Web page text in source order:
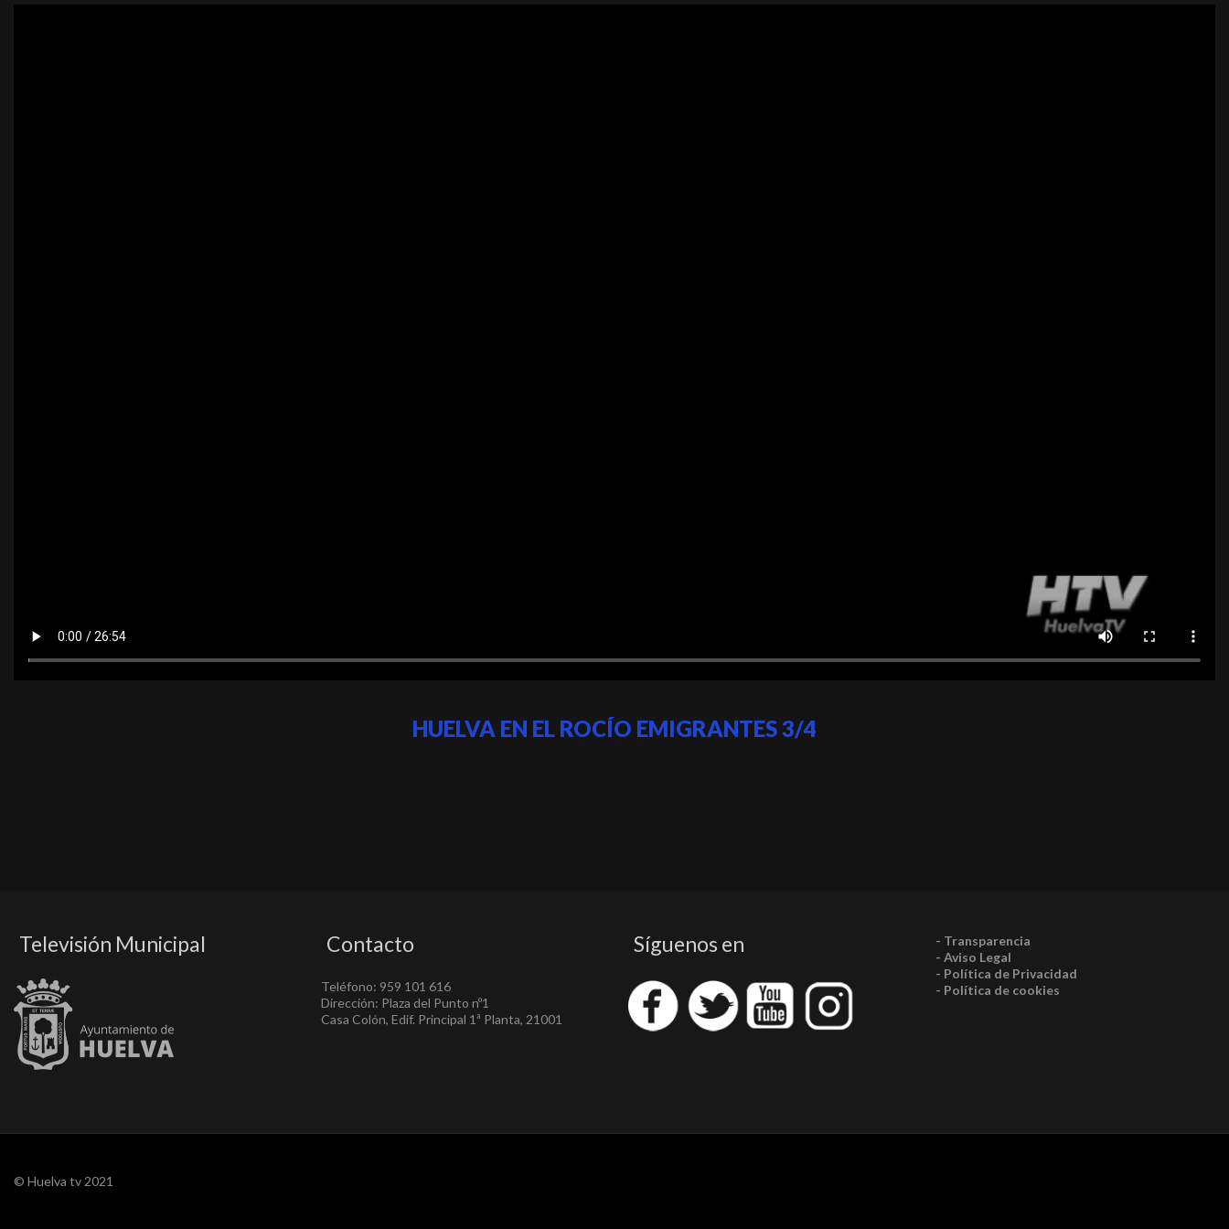
HUELVA EN EL ROCÍO EMIGRANTES 3/4
Televisión Municipal Contacto
Teléfono: 959 101 616
Dirección: Plaza del Punto nº1
Casa Colón, Edif. Principal 1ª Planta, 21001
Síguenos en
- Transparencia
- Aviso Legal
- Política de Privacidad
- Política de cookies
© Huelva tv 2021